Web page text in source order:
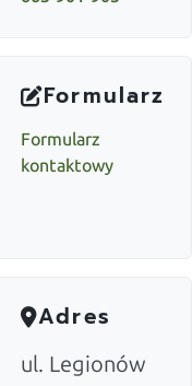
Formularz
Formularz
kontaktowy
Adres
ul. Legionów